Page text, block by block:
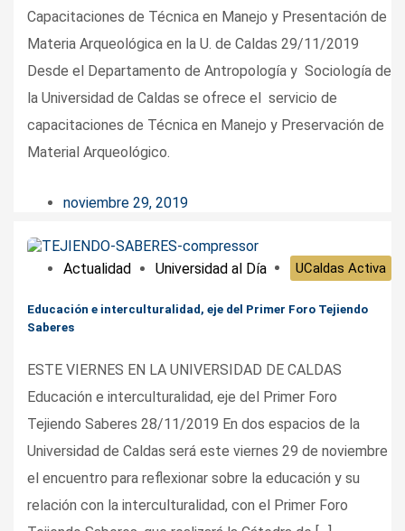
Capacitaciones de Técnica en Manejo y Presentación de
Materia Arqueológica en la U. de Caldas 29/11/2019
Desde el Departamento de Antropología y Sociología de
la Universidad de Caldas se ofrece el servicio de
capacitaciones de Técnica en Manejo y Preservación de
Material Arqueológico.
noviembre 29, 2019
Actualidad Universidad al Día UCaldas Activa
Educación e interculturalidad, eje del Primer Foro Tejiendo
Saberes
ESTE VIERNES EN LA UNIVERSIDAD DE CALDAS
Educación e interculturalidad, eje del Primer Foro
Tejiendo Saberes 28/11/2019 En dos espacios de la
Universidad de Caldas será este viernes 29 de noviembre
el encuentro para reflexionar sobre la educación y su
relación con la interculturalidad, con el Primer Foro